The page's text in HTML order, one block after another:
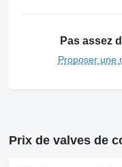
Pas assez
Proposer une
Prix de valves de